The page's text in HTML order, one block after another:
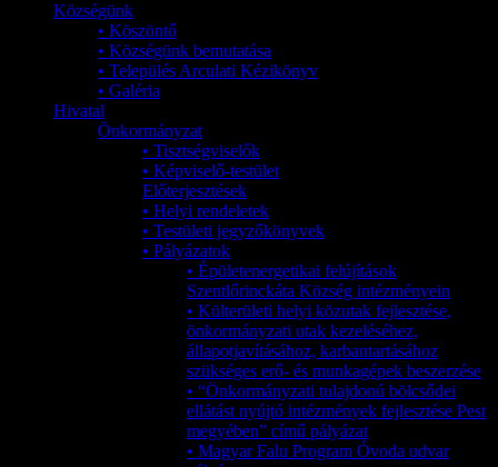
Községünk
• Köszöntő
• Községünk bemutatása
• Település Arculati Kézikönyv
• Galéria
Hivatal
Önkormányzat
• Tisztségviselők
• Képviselő-testület
Előterjesztések
• Helyi rendeletek
• Testületi jegyzőkönyvek
• Pályázatok
• Épületenergetikai felújítások
Szentlőrinckáta Község intézményein
• Külterületi helyi közutak fejlesztése,
önkormányzati utak kezeléséhez,
állapotjavításához, karbantartásához
szükséges erő- és munkagépek beszerzése
• “Önkormányzati tulajdonú bölcsődei
ellátást nyújtó intézmények fejlesztése Pest
megyében” című pályázat
• Magyar Falu Program Óvoda udvar